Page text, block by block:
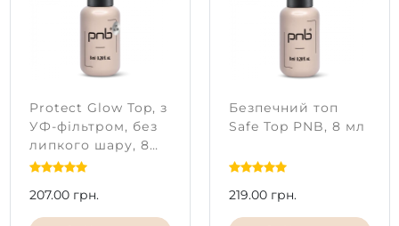
Protect Glow Top, з
УФ-фільтром, без
липкого шару, 8
ml
207.00 грн.
Безпечний топ
Safe Top PNB, 8 мл
219.00 грн.